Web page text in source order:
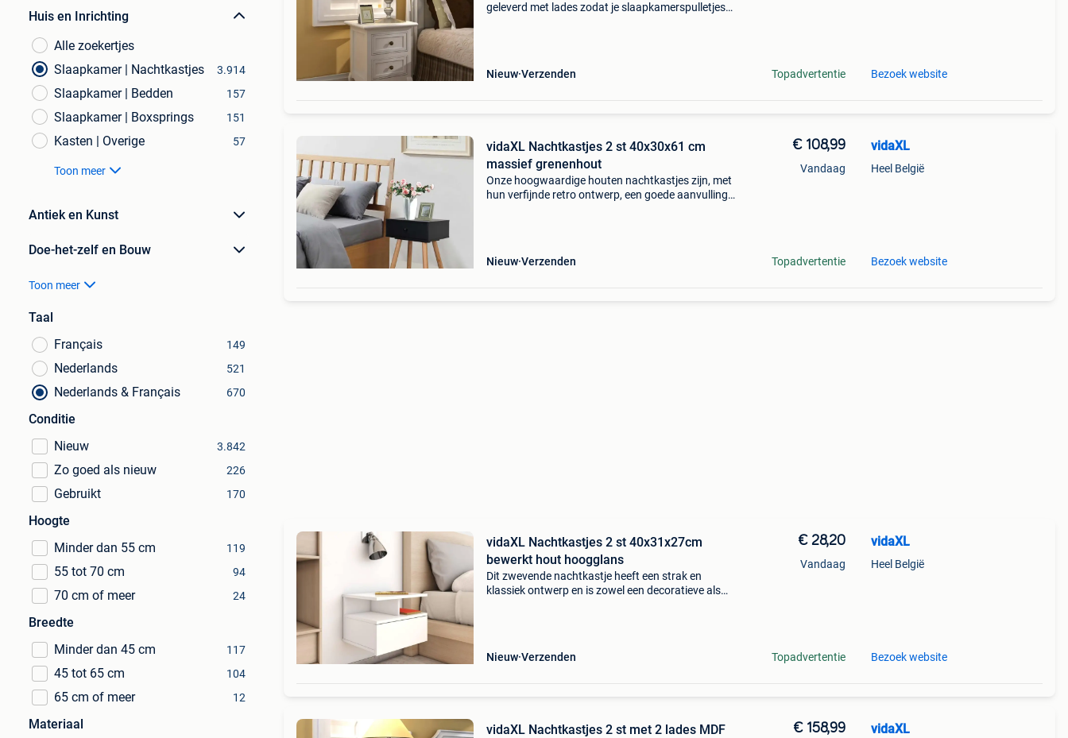
Huis en Inrichting
Alle zoekertjes
Slaapkamer | Nachtkastjes
3.914
Slaapkamer | Bedden 157
Slaapkamer | Boxsprings 151
Kasten | Overige 57
Toon meer
Antiek en Kunst
Doe-het-zelf en Bouw
Toon meer
Taal
Français
149
Nederlands 521
Nederlands & Français 670
Conditie
Nieuw
3.842
Zo goed als nieuw 226
Gebruikt 170
Hoogte
Minder dan 55 cm
119
55 tot 70 cm 94
70 cm of meer 24
Breedte
Minder dan 45 cm
117
45 tot 65 cm 104
65 cm of meer 12
Materiaal
geleverd met lades zodat je slaapkamerspulletjes
Nieuw Verzenden Topadvertentie Bezoek website
vidaXL Nachtkastjes 2 st 40x30x61 cm
massief grenenhout
Onze hoogwaardige houten nachtkastjes zijn, met
hun verfijnde retro ontwerp, een goede aanvulling
Nieuw Verzenden
€ 108,99
Vandaag
Topadvertentie
vidaXL
Heel België
Bezoek website
vidaXL Nachtkastjes 2 st 40x31x27cm
bewerkt hout hoogglans
Dit zwevende nachtkastje heeft een strak en
klassiek ontwerp en is zowel een decoratieve als
Nieuw Verzenden
€ 28,20
Vandaag
Topadvertentie
vidaXL
Heel België
Bezoek website
vidaXL Nachtkastjes 2 st met 2 lades MDF
€ 158,99 vidaXL